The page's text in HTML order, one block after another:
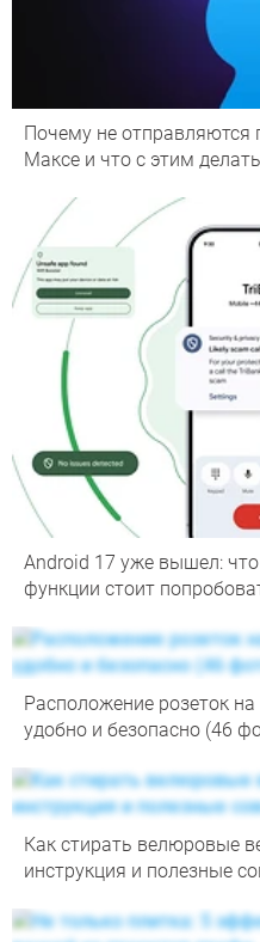
Почему не отправляются
Максе и что с этим делать
Android 17 уже вышел:
функции стоит
Расположение розеток на
удобно и безопасно (46
Как стирать велюровые
инструкция и полезные